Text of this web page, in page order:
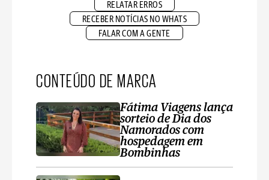
RELATAR ERROS
RECEBER NOTÍCIAS NO WHATS
FALAR COM A GENTE
CONTEÚDO DE MARCA
Fátima Viagens lança
sorteio de Dia dos
Namorados com
hospedagem em
Bombinhas